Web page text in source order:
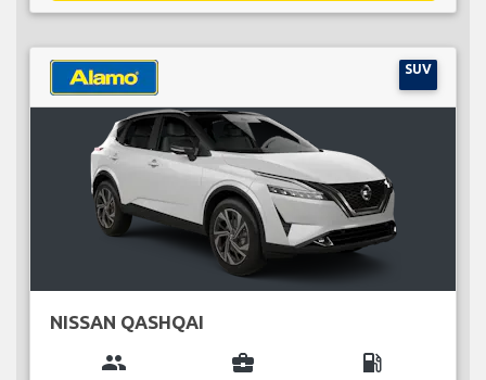
SUV
NISSAN QASHQAI
group business_center local_gas_station